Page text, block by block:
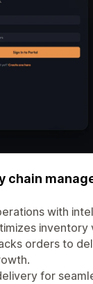
chain
with
orders to
for